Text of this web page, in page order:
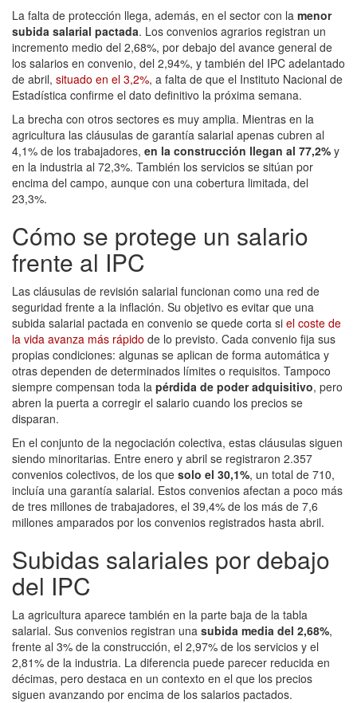
La falta de protección llega, además, en el sector con la menor
subida salarial pactada. Los convenios agrarios registran un
incremento medio del 2,68%, por debajo del avance general de
los salarios en convenio, del 2,94%, y también del IPC adelantado
de abril, situado en el 3,2%, a falta de que el Instituto Nacional de
Estadística confirme el dato definitivo la próxima semana.
La brecha con otros sectores es muy amplia. Mientras en la
agricultura las cláusulas de garantía salarial apenas cubren al
4,1% de los trabajadores, en la construcción llegan al 77,2% y
en la industria al 72,3%. También los servicios se sitúan por
encima del campo, aunque con una cobertura limitada, del
23,3%.
Cómo se protege un salario
frente al IPC
Las cláusulas de revisión salarial funcionan como una red de
seguridad frente a la inflación. Su objetivo es evitar que una
subida salarial pactada en convenio se quede corta si el coste de
la vida avanza más rápido de lo previsto. Cada convenio fija sus
propias condiciones: algunas se aplican de forma automática y
otras dependen de determinados límites o requisitos. Tampoco
siempre compensan toda la pérdida de poder adquisitivo, pero
abren la puerta a corregir el salario cuando los precios se
disparan.
En el conjunto de la negociación colectiva, estas cláusulas siguen
siendo minoritarias. Entre enero y abril se registraron 2.357
convenios colectivos, de los que solo el 30,1%, un total de 710,
incluía una garantía salarial. Estos convenios afectan a poco más
de tres millones de trabajadores, el 39,4% de los más de 7,6
millones amparados por los convenios registrados hasta abril.
Subidas salariales por debajo
del IPC
La agricultura aparece también en la parte baja de la tabla
salarial. Sus convenios registran una subida media del 2,68%,
frente al 3% de la construcción, el 2,97% de los servicios y el
2,81% de la industria. La diferencia puede parecer reducida en
décimas, pero destaca en un contexto en el que los precios
siguen avanzando por encima de los salarios pactados.